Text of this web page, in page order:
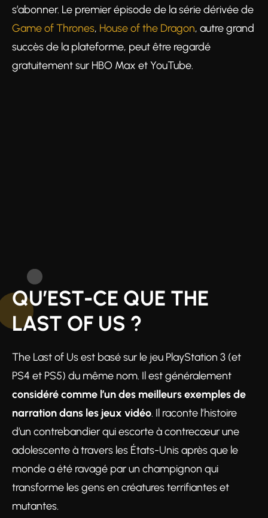
s’abonner. Le premier épisode de la série dérivée de
Game of Thrones, House of the Dragon, autre grand
succès de la plateforme, peut être regardé
gratuitement sur HBO Max et YouTube.
QU’EST-CE QUE THE
LAST OF US ?
The Last of Us est basé sur le jeu PlayStation 3 (et
PS4 et PS5) du même nom. Il est généralement
considéré comme l’un des meilleurs exemples de
narration dans les jeux vidéo. Il raconte l’histoire
d’un contrebandier qui escorte à contrecœur une
adolescente à travers les États-Unis après que le
monde a été ravagé par un champignon qui
transforme les gens en créatures terrifiantes et
mutantes.